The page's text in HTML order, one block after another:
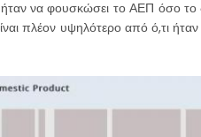
να φουσκώσει το ΑΕΠ όσο το
πλέον υψηλότερο από ό,τι